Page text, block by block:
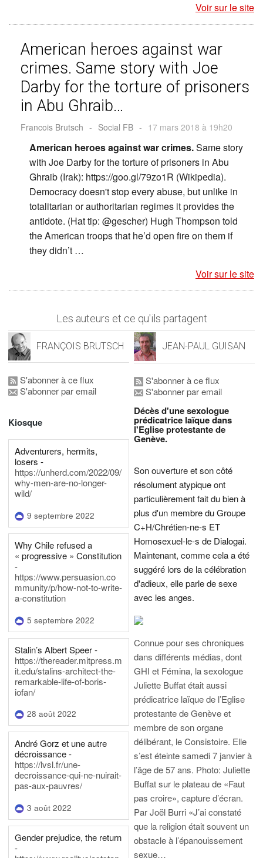
Voir sur le site
American heroes against war
crimes. Same story with Joe
Darby for the torture of prisoners
in Abu Ghraib…
Francois Brutsch - Social FB - 17 mars 2018 à 19h20
American heroes against war crimes.Same story
with Joe Darby for the torture of prisoners in Abu
Ghraib (Irak): https://goo.gl/79zo1R (Wikipedia).
Democracy doesn't stop every abuse, but unlike in
totalitarian or authoritarian regimes it provides the
antidote. (Hat tip: @gescher) Hugh Thompson told
the American troops that he’d open fire on them if
they didn’t …
Voir sur le site
Les auteurs et ce qu'ils partagent
FRANÇOIS BRUTSCH
S'abonner à ce flux
S'abonner par email
Kiosque
Adventurers, hermits,
losers -
https://unherd.com/2022/09/
why-men-are-no-longer-
wild/
9 septembre 2022
Why Chile refused a
« progressive » Constitution
-
https://www.persuasion.co
mmunity/p/how-not-to-write-
a-constitution
5 septembre 2022
Stalin’s Albert Speer -
https://thereader.mitpress.m
it.edu/stalins-architect-the-
remarkable-life-of-boris-
iofan/
28 août 2022
André Gorz et une autre
décroissance -
https://lvsl.fr/une-
decroissance-qui-ne-nuirait-
pas-aux-pauvres/
3 août 2022
Gender prejudice, the return
-
JEAN-PAUL GUISAN
S'abonner à ce flux
S'abonner par email
Décès d'une sexologue
prédicatrice laïque dans
l'Eglise protestante de
Genève.
Son ouverture et son côté
résolument atypique ont
particulièrement fait du bien à
plus d'un membre du Groupe
C+H/Chrétien-ne-s ET
Homosexuel-le-s de Dialogai.
Maintenant, comme cela a été
suggéré lors de la célébration
d'adieux, elle parle de sexe
avec les anges.
Connue pour ses chroniques
dans différents médias, dont
GHI et Fémina, la sexologue
Juliette Buffat était aussi
prédicatrice laïque de l’Eglise
protestante de Genève et
membre de son organe
délibérant, le Consistoire. Elle
s’est éteinte samedi 7 janvier à
l’âge de 57 ans. Photo: Juliette
Buffat sur le plateau de «Faut
pas croire», capture d’écran.
Par Joël Burri «J’ai constaté
que la religion était souvent un
obstacle à l’épanouissement
sexue…